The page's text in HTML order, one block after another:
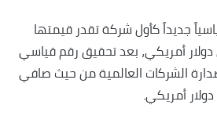
جديداً كأول شركة تقدر قيمتها
تريليون دولار أمريكي، بعد تحقيق رقم قياسي
العام الماضي ٢٠٢٠ بصدارة الشركات العالمية من حيث صافي